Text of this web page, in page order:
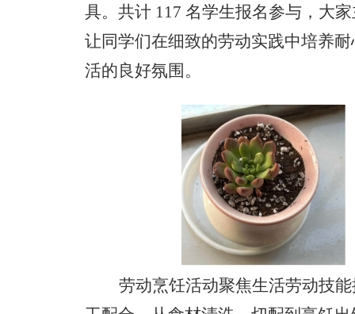
具。共计 117 名学生报名参与，大
让同学们在细致的劳动实践中培养
活的良好氛围。
劳动烹饪活动聚焦生活劳动技